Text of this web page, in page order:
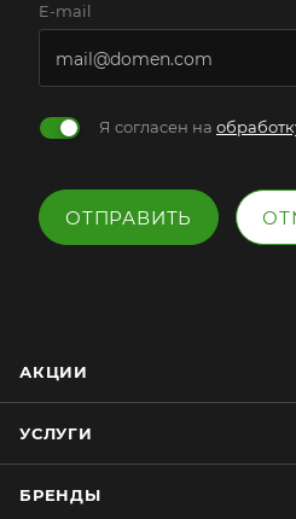
E-mail
Я согласен на
ОТПРАВИТЬ
АКЦИИ
УСЛУГИ
БРЕНДЫ